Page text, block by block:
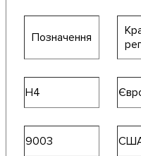
Позначення
H4
9003